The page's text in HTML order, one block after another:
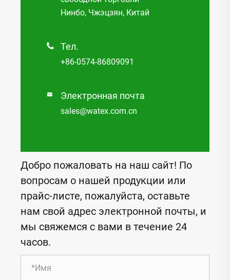
Нинбо, Чжэцзян, Китай
 Тел.
+86-0574-86809091
 Электронная почта
sales@watex.com.cn
Добро пожаловать на наш сайт! По
вопросам о нашей продукции или
прайс-листе, пожалуйста, оставьте
нам свой адрес электронной почты, и
мы свяжемся с вами в течение 24
часов.